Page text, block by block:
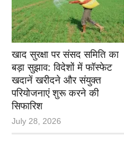
खाद सुरक्षा पर संसद समिति का
बड़ा सुझाव: विदेशों में फॉस्फेट
खदानें खरीदने और संयुक्त
परियोजनाएं शुरू करने की
सिफारिश
July 28, 2026